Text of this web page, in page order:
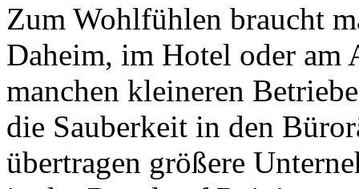
Zum Wohlfühlen braucht
Daheim, im Hotel oder am
manchen kleineren
die Sauberkeit in den
übertragen größere